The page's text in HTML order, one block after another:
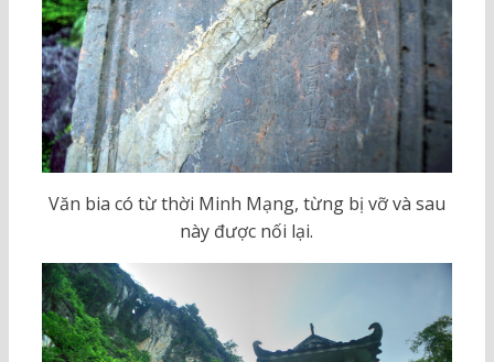
Văn bia có từ thời Minh Mạng, từng bị vỡ và sau
này được nối lại.